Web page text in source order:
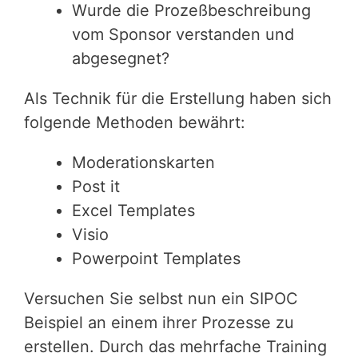
Wurde die Prozeßbeschreibung
vom Sponsor verstanden und
abgesegnet?
Als Technik für die Erstellung haben sich
folgende Methoden bewährt:
Moderationskarten
Post it
Excel Templates
Visio
Powerpoint Templates
Versuchen Sie selbst nun ein SIPOC
Beispiel an einem ihrer Prozesse zu
erstellen. Durch das mehrfache Training